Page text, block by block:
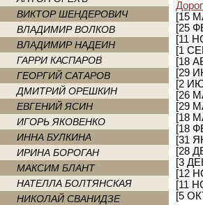
ВИКТОР ШЕНДЕРОВИЧ
ВЛАДИМИР ВОЛКОВ
ВЛАДИМИР НАДЕИН
ГАРРИ КАСПАРОВ
ГЕОРГИЙ САТАРОВ
ДМИТРИЙ ОРЕШКИН
ЕВГЕНИЙ ЯСИН
ИГОРЬ ЯКОВЕНКО
ИННА БУЛКИНА
ИРИНА БОРОГАН
МАКСИМ БЛАНТ
НАТЕЛЛА БОЛТЯНСКАЯ
НИКОЛАЙ СВАНИДЗЕ
[15
[25
[11
[1
[18
[29
[2
[26
[29
[18
[18
[31
[28
[3
[12
[11
[5